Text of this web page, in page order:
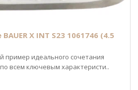
X INT S23 1061746 (4.5
пример идеального сочетания
всем ключевым характеристи..